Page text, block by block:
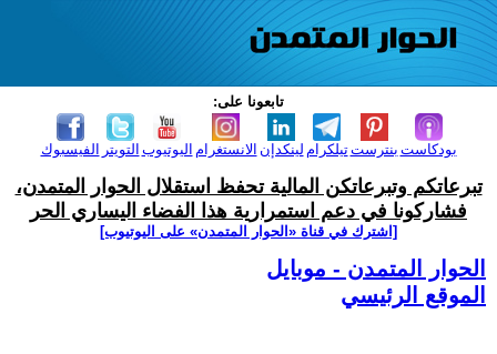
تابعونا على:
الفيسبوك التويتر اليوتيوب الانستغرام لينكدإن تيلكرامبنترست بودكاست
تبرعاتكم وتبرعاتكن المالية تحفظ استقلال الحوار المتمدن،
فشاركونا في دعم استمرارية هذا الفضاء اليساري الحر
[اشترك في قناة ‫«الحوار المتمدن» على اليوتيوب]
الحوار المتمدن - موبايل
الموقع الرئيسي